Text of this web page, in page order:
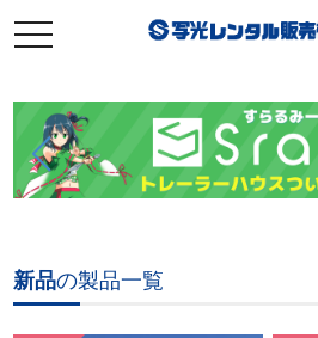
toggle
navigation
新品の製品一覧